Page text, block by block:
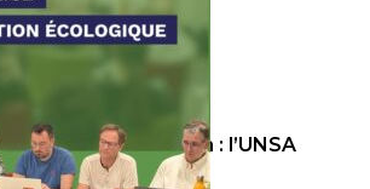
de l’éducation : l’UNSA
les lignes